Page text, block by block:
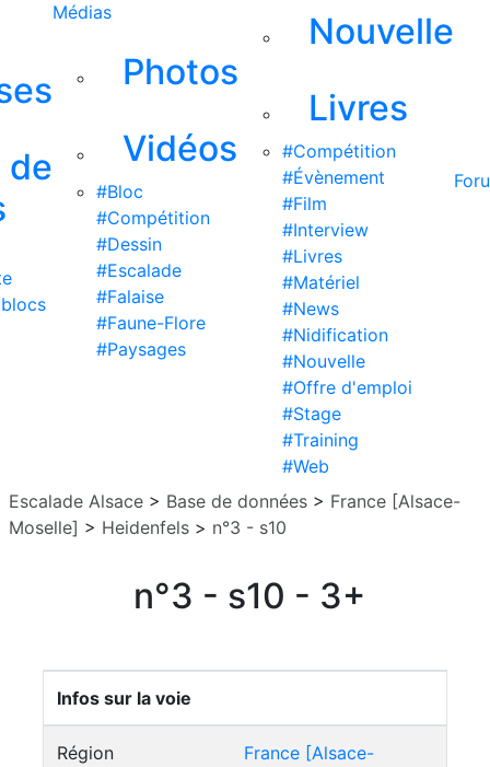
de
Médias
Photos
Vidéos
#Bloc
#Compétition
#Dessin
#Escalade
#Falaise
#Faune-Flore
#Paysages
Nouvelle
Livres
#Compétition
#Évènement
#Film
#Interview
#Livres
#Matériel
#News
#Nidification
#Nouvelle
#Offre d'emploi
#Stage
#Training
#Web
Escalade Alsace > Base de données > France [Alsace-
Moselle] > Heidenfels > n°3 - s10
n°3 - s10 - 3+
Infos sur la voie
Région
France [Alsace-